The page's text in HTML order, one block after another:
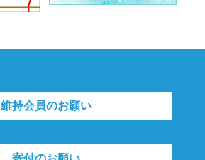
維持会員のお願い